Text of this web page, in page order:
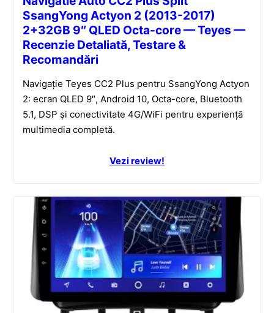
SsangYong Actyon 2 (2013-2017)
2+32GB 9″ QLED Octa-core — Teyes —
Recenzie Detaliată, Testare &
Recomandări
Navigație Teyes CC2 Plus pentru SsangYong Actyon
2: ecran QLED 9″, Android 10, Octa-core, Bluetooth
5.1, DSP și conectivitate 4G/WiFi pentru experiență
multimedia completă.
Vezi review!